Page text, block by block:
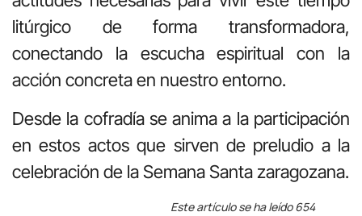
litúrgico de forma transformadora,
conectando la escucha espiritual con la
acción concreta en nuestro entorno.
Desde la cofradía se anima a la participación
en estos actos que sirven de preludio a la
celebración de la Semana Santa zaragozana.
Este artículo se ha leído 654